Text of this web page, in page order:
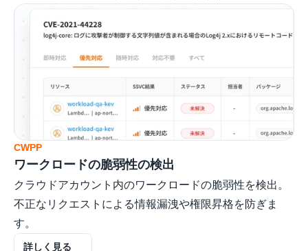
CWPP
ワークロードの脆弱性の検出
クラウドアカウント内のワークロードの脆弱性を検出。
不正なリクエストによる情報漏洩や権限昇格を防ぎま
す。
詳しく見る